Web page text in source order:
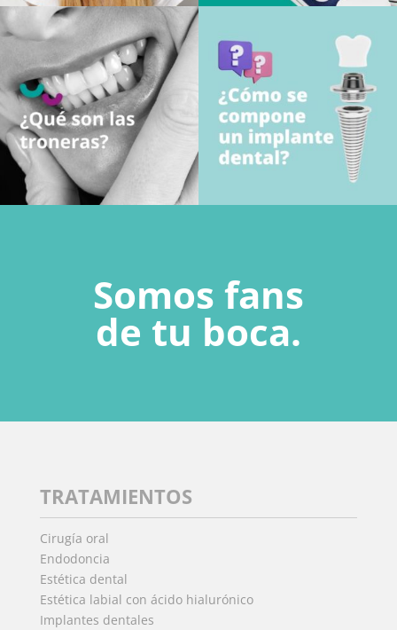
Somos fans
de tu boca.
TRATAMIENTOS
Cirugía oral
Endodoncia
Estética dental
Estética labial con ácido hialurónico
Implantes dentales